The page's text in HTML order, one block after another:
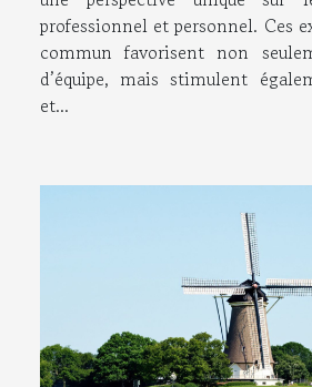
professionnel et personnel. Ces
commun favorisent non
d’équipe, mais stimulent
et...